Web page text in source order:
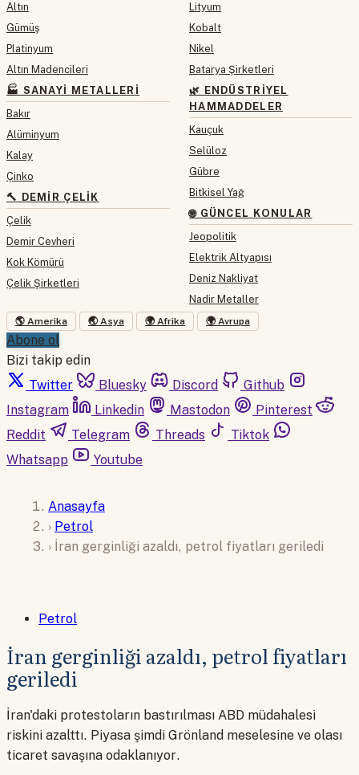
Altın
Gümüş
Platinyum
Altın Madencileri
🏭 SANAYI METALLERI
Bakır
Alüminyum
Kalay
Çinko
🔨 DEMIR ÇELIK
Çelik
Demir Cevheri
Kok Kömürü
Çelik Şirketleri
Lityum
Kobalt
Nikel
Batarya Şirketleri
🌿 ENDÜSTRIYEL
HAMMADDELER
Kauçuk
Selüloz
Gübre
Bitkisel Yağ
🌐 GÜNCEL KONULAR
Jeopolitik
Elektrik Altyapısı
Deniz Nakliyat
Nadir Metaller
🌎 Amerika 🌏 Asya 🌍 Afrika 🌍 Avrupa
Abone ol
Bizi takip edin
Twitter
Bluesky Discord
Github
Instagram
Linkedin Mastodon
Pinterest
Reddit
Telegram Threads
Tiktok
Whatsapp
Youtube
Anasayfa
› Petrol
› İran gerginliği azaldı, petrol fiyatları geriledi
Petrol
İran gerginliği azaldı, petrol fiyatları
geriledi
İran'daki protestoların bastırılması ABD müdahalesi
riskini azalttı. Piyasa şimdi Grönland meselesine ve olası
ticaret savaşına odaklanıyor.